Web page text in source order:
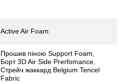
Active Air Foam
Прошив піною Support Foam,
Борт 3D Air Side Prerfomance,
Стрейч жаккард Belgium Tencel
Fabric